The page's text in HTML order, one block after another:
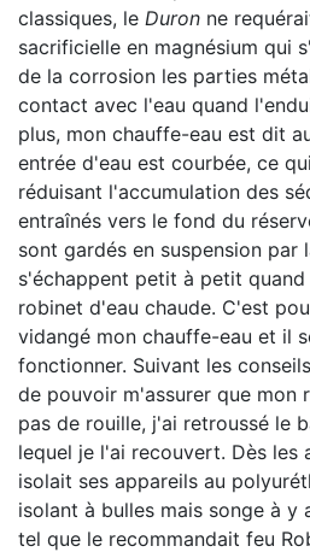
classiques, le Duron ne
sacrificielle en magnésium qui
de la corrosion les parties
contact avec l'eau quand
plus, mon chauffe-eau est dit
entrée d'eau est courbée, ce
réduisant l'accumulation des
entraînés vers le fond du
sont gardés en suspension par
s'échappent petit à petit quand
robinet d'eau chaude. C'est
vidangé mon chauffe-eau et il
fonctionner. Suivant les
de pouvoir m'assurer que mon
pas de rouille, j'ai retroussé le
lequel je l'ai recouvert. Dès les
isolait ses appareils au
isolant à bulles mais songe à y
tel que le recommandait feu